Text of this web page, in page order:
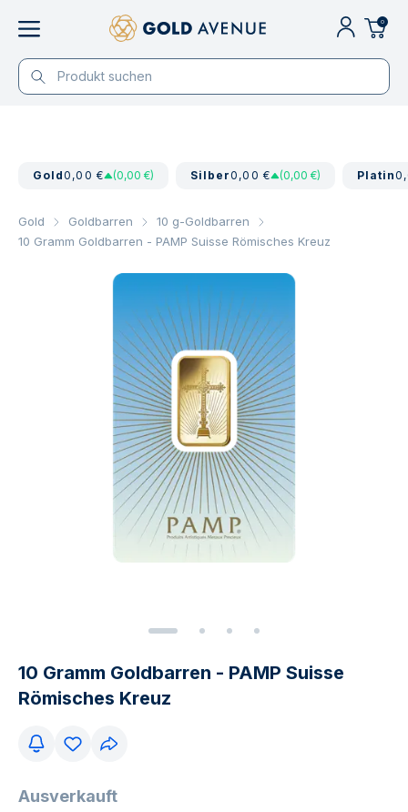
0
Gold0,00 € (0,00 €) Silber0,00 € (0,00 €) Platin
Gold Goldbarren
10 g-Goldbarren
10 Gramm Goldbarren - PAMP Suisse Römisches Kreuz
10 Gramm Goldbarren - PAMP Suisse
Römisches Kreuz
Ausverkauft